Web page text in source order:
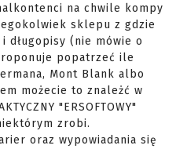
na chwile kompy
sklepu z gdzie
długopisy (nie mówie o
popatrzeć ile
Mont Blank albo
możecie to znależć w
"ERSOFTOWY"
zrobi.
oraz wypowiadania się